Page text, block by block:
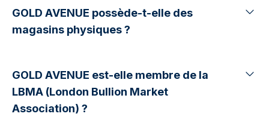
GOLD AVENUE possède-t-elle des
magasins physiques ?
GOLD AVENUE est-elle membre de la
LBMA (London Bullion Market
Association) ?